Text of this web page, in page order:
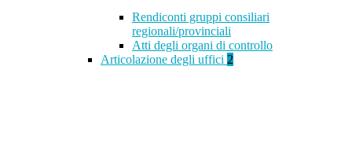
Rendiconti gruppi consiliari
regionali/provinciali
Atti degli organi di controllo
Articolazione degli uffici 2